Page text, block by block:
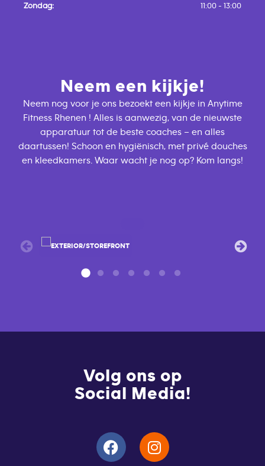
Zondag:
11:00 - 13:00
Neem een kijkje!
Neem nog voor je ons bezoekt een kijkje in Anytime
Fitness Rhenen ! Alles is aanwezig, van de nieuwste
apparatuur tot de beste coaches – en alles
daartussen! Schoon en hygiënisch, met privé douches
en kleedkamers. Waar wacht je nog op? Kom langs!
Volg ons op
Social Media!